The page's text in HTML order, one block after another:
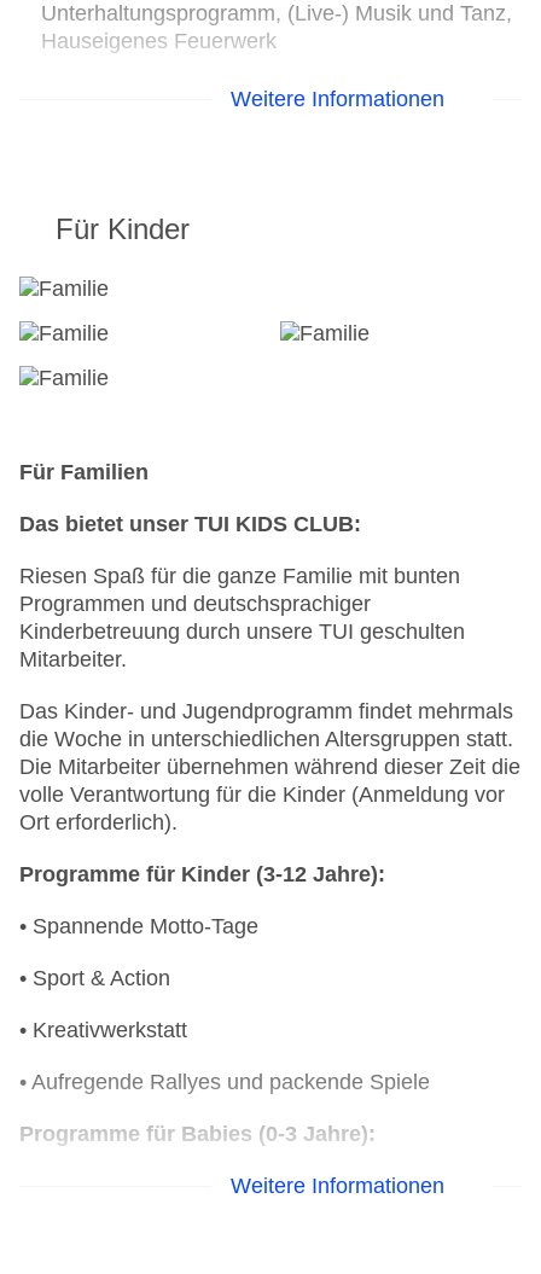
Unterhaltungsprogramm, (Live-) Musik und Tanz,
Hauseigenes Feuerwerk
Hauptrestaurant „Hafenrestaurant“: Küche:
Gerichte: ohne Gebühr, vegetarische Gerichte:
Vollwertkost: ohne Gebühr, Buffet, Afternoon Tea
Bar „Anleger“: saisonabhängig, ohne Gebühr
Bar „Cheers Bar“: täglich, ohne Gebühr
Lobbybar „Lobbylounge mit Kamin“:
saisonabhängig
Bar „Schiffsbar“: täglich, ohne Gebühr
Das Hauptrestaurant (Hafenrestaurant) bietet
verschiedene Buffet- und Live-Cooking Stationen,
u.a. die Kombüse (frische Fisch-/Meeresgerichte)
sowie den Restaurantbereich Siel
Die Bar "Anleger" ist nur während des
Animationsprogrammes nutzbar
In den Tagen um Weihnachten werden einige
Aktivitäten wie "Geschenke basteln für die Eltern",
"gemeinsames Weihnachtsbaumschmücken",
"Weihnachtsliedersingen" und ein
Weihnachtsmarkt angeboten
Unterhaltungsprogramm für Familien und abends
sowie Party in mehreren Bereichen und ein
Das neue Jahr startet mit einem Neujahrsbrunch
Weitere Informationen
Für Kinder
Für Familien
Das bietet unser TUI KIDS CLUB:
Riesen Spaß für die ganze Familie mit bunten
Programmen und deutschsprachiger
Kinderbetreuung durch unsere TUI geschulten
Mitarbeiter.
Das Kinder- und Jugendprogramm findet mehrmals
die Woche in unterschiedlichen Altersgruppen statt.
Die Mitarbeiter übernehmen während dieser Zeit die
volle Verantwortung für die Kinder (Anmeldung vor
Ort erforderlich).
Programme für Kinder (3-12 Jahre):
• Spannende Motto-Tage
• Sport & Action
• Kreativwerkstatt
• Aufregende Rallyes und packende Spiele
Programme für Babies (0-3 Jahre):
• Spielgruppe für alle Kinder von 0-3 Jahre in
Weitere Informationen